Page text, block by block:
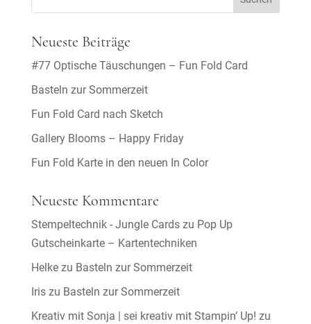
Neueste Beiträge
#77 Optische Täuschungen – Fun Fold Card
Basteln zur Sommerzeit
Fun Fold Card nach Sketch
Gallery Blooms – Happy Friday
Fun Fold Karte in den neuen In Color
Neueste Kommentare
Stempeltechnik - Jungle Cardszu Pop Up
Gutscheinkarte – Kartentechniken
Helkezu Basteln zur Sommerzeit
Iriszu Basteln zur Sommerzeit
Kreativ mit Sonja | sei kreativ mit Stampin’ Up! zu